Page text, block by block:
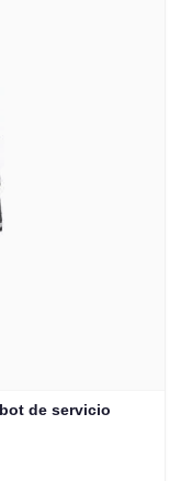
de servicio